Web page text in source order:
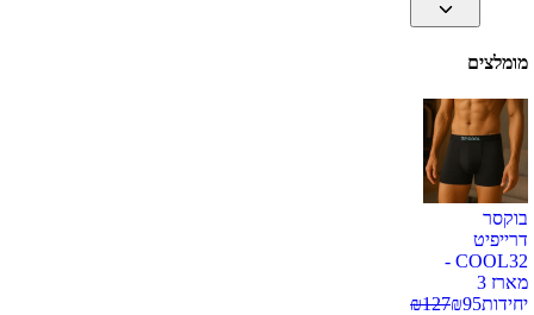
מומלצים
בוקסר
דרייפיט
COOL32 -
מארז 3
יחידות
₪95
₪127